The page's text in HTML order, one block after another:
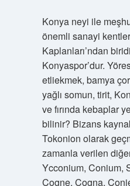
Konya neyi ile
önemli sanayi
Kaplanları’ndan
Konyaspor’dur.
etliekmek, bamya
yağlı somun, tirit,
ve fırında kebaplar
bilinir? Bizans
Tokonion olarak
zamanla verilen
Ycconium, Conium,
Cogne, Cogna,